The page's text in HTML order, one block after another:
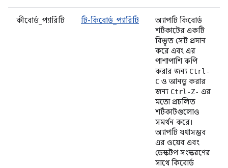
কীবোর্ড_প্যারিটি টি-কিবোর্ড_প্যারিটি
অ্যাপটি কিবোর্ড
শর্টকাটের একটি
বিস্তৃত সেট প্রদান
করে এবং এর
পাশাপাশি কপি
করার জন্য Ctrl-
C ও আনডু করার
জন্য Ctrl-Z- এর
মতো প্রচলিত
শর্টকাটগুলোও
সমর্থন করে।
অ্যাপটি যথাসম্ভব
এর ওয়েব এবং
ডেস্কটপ সংস্করণের
সাথে কিবোর্ড